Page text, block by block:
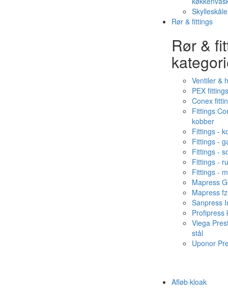
Rør & fittings
Rør &
Ventiler &
PEX fittings
Conex
Fittings
kobber
Fittings -
Fittings -
Fittings -
Fittings -
Fittings -
Mapress
Mapress fz
Sanpress
Profipress
Viega
stål
Uponor
Afløb·kloak